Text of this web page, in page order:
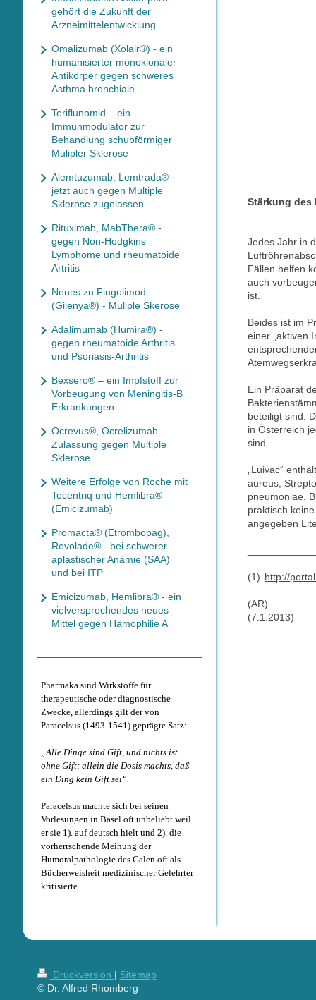
Stärkung des
Jedes Jahr in
Fällen helfen
auch
ist.
Beides ist im
einer „aktiven
Ein Präparat
beteiligt sind.
in Österreich
sind.
„Luivac“
aureus,
pneumoniae,
praktisch
angegeben
(1) http://
(AR)
(7.1.2013)
gehört die Zukunft der
Arzneimittelentwicklung
Omalizumab (Xolair®) - ein
humanisierter monoklonaler
Antikörper gegen schweres
Asthma bronchiale
Teriflunomid – ein
Immunmodulator zur
Behandlung schubförmiger
Mulipler Sklerose
Alemtuzumab, Lemtrada® -
jetzt auch gegen Multiple
Sklerose zugelassen
Rituximab, MabThera® -
gegen Non-Hodgkins
Lymphome und rheumatoide
Artritis
Neues zu Fingolimod
(Gilenya®) - Muliple Skerose
Adalimumab (Humira®) -
gegen rheumatoide Arthritis
und Psoriasis-Arthritis
Bexsero® – ein Impfstoff zur
Vorbeugung von Meningitis-B
Erkrankungen
Ocrevus®, Ocrelizumab –
Zulassung gegen Multiple
Sklerose
Weitere Erfolge von Roche mit
Tecentriq und Hemlibra®
(Emicizumab)
Promacta® (Etrombopag),
Revolade® - bei schwerer
aplastischer Anämie (SAA)
und bei ITP
Emicizumab, Hemlibra® - ein
vielversprechendes neues
Mittel gegen Hämophilie A
Pharmaka sind Wirkstoffe für
therapeutische oder diagnostische
Zwecke, allerdings gilt der von
Paracelsus (1493-1541) geprägte Satz:
„Alle Dinge sind Gift, und nichts ist
ohne Gift; allein die Dosis machts, daß
ein Ding kein Gift sei“.
Paracelsus machte sich bei seinen
Vorlesungen in Basel oft unbeliebt weil
er sie 1). auf deutsch hielt und 2). die
vorherrschende Meinung der
Humoralpathologie des Galen oft als
Bücherweisheit medizinischer Gelehrter
kritisierte.
Druckversion | Sitemap
© Dr. Alfred Rhomberg